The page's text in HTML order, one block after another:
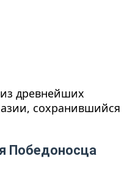
древнейших
сохранившийся
Победоносца